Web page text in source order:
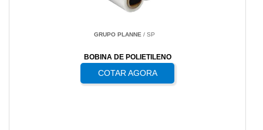
GRUPO PLANNE/ SP
BOBINA DE POLIETILENO
COTAR AGORA